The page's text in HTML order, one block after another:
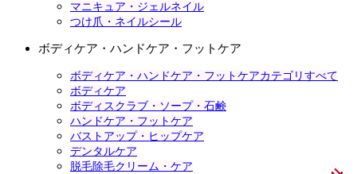
マニキュア・ジェルネイル
つけ爪・ネイルシール
ボディケア・ハンドケア・フットケア
ボディケア・ハンドケア・フットケアカテゴリすべて
ボディケア
ボディスクラブ・ソープ・石鹸
ハンドケア・フットケア
バストアップ・ヒップケア
デンタルケア
脱毛除毛クリーム・ケア